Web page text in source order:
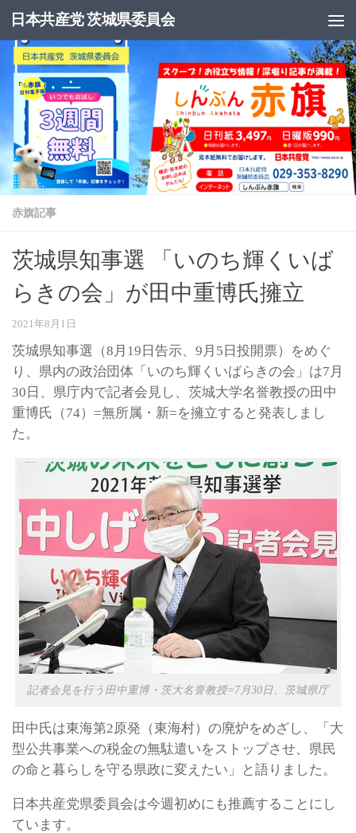
コンテンツへスキップ
日本共産党 茨城県委員会
赤旗記事
茨城県知事選 「いのち輝くいば
らきの会」が田中重博氏擁立
2021年8月1日
茨城県知事選（8月19日告示、9月5日投開票）をめぐ
り、県内の政治団体「いのち輝くいばらきの会」は7月
30日、県庁内で記者会見し、茨城大学名誉教授の田中
重博氏（74）=無所属・新=を擁立すると発表しまし
た。
記者会見を行う田中重博・茨大名誉教授=7月30日、茨城県庁
田中氏は東海第2原発（東海村）の廃炉をめざし、「大
型公共事業への税金の無駄遣いをストップさせ、県民
の命と暮らしを守る県政に変えたい」と語りました。
日本共産党県委員会は今週初めにも推薦することにし
ています。